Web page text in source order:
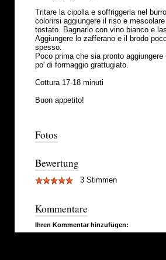
Tritare la cipolla e soffriggerla nel
colorirsi aggiungere il riso e
tostato. Bagnarlo con vino bianco e
Aggiungere lo zafferano e il brodo
spesso.
Poco prima che sia pronto
po' di formaggio grattugiato.
Cottura 17-18 minuti
Buon appetito!
Fotos
Bewertung
3 Stimmen
Kommentare
Ihren Kommentar hinzufügen: